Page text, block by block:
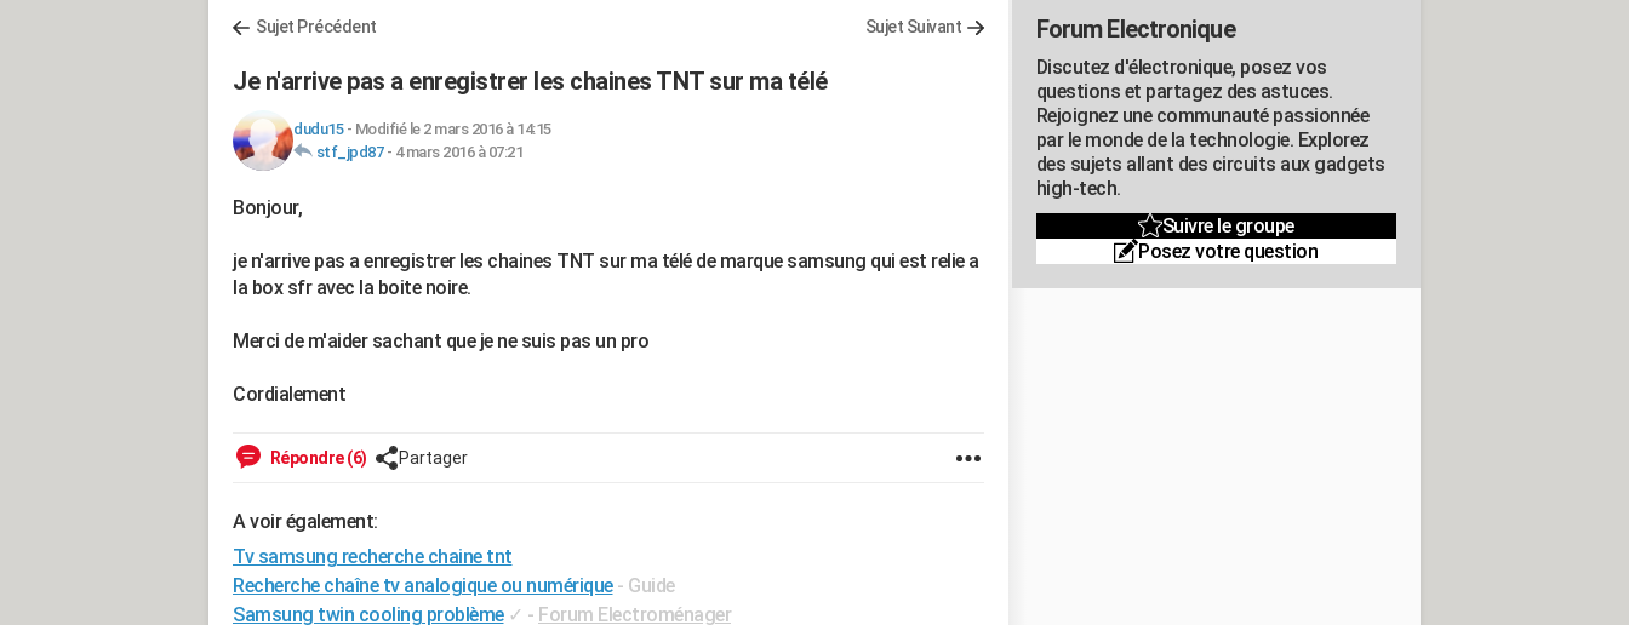
Sujet Précédent Sujet Suivant
Je n'arrive pas a enregistrer les chaines TNT sur ma télé
dudu15- Modifié le 2 mars 2016 à 14:15
stf_jpd87- 4 mars 2016 à 07:21
Bonjour,
je n'arrive pas a enregistrer les chaines TNT sur ma télé de marque samsung qui est relie a
la box sfr avec la boite noire.
Merci de m'aider sachant que je ne suis pas un pro
Cordialement
Répondre (6) Partager
A voir également:
Tv samsung recherche chaine tnt
Recherche chaîne tv analogique ou numérique - Guide
Samsung twin cooling problème ✓ - Forum Electroménager
Forum Electronique
Discutez d'électronique, posez vos
questions et partagez des astuces.
Rejoignez une communauté passionnée
par le monde de la technologie. Explorez
des sujets allant des circuits aux gadgets
high-tech.
Suivre le groupe
Posez votre question